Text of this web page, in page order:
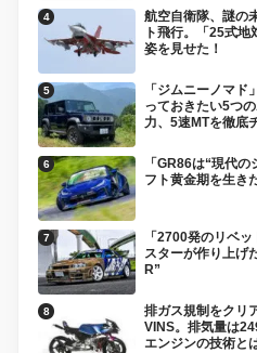
航空自衛隊、謎の
ト飛行。「25式
姿を見せた！
「ジムニーノマ
っておきたい5つ
力、5速MTを徹底
「GR86は“現代
フト黄金期を生き
「2700発のリベ
スターが作り上げ
R”
排ガス規制をクリ
VINS。排気量は
エンジンの技術と